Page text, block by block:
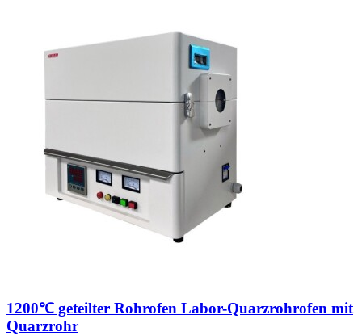
1200℃ geteilter Rohrofen Labor-Quarzrohrofen mit
Quarzrohr